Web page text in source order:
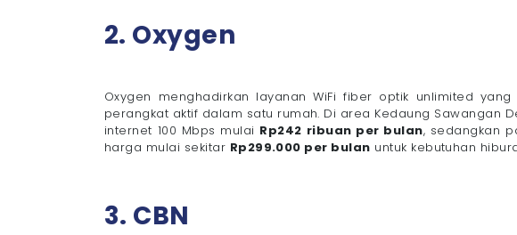
2. Oxygen
Oxygen menghadirkan layanan WiFi fiber optik unlimited
perangkat aktif dalam satu rumah. Di area Kedaung Sawangan
internet 100 Mbps mulai Rp242 ribuan per bulan, sedangkan
harga mulai sekitar Rp299.000 per bulan untuk kebutuhan
3. CBN